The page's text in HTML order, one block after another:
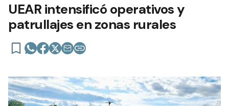
UEAR intensificó operativos y
patrullajes en zonas rurales